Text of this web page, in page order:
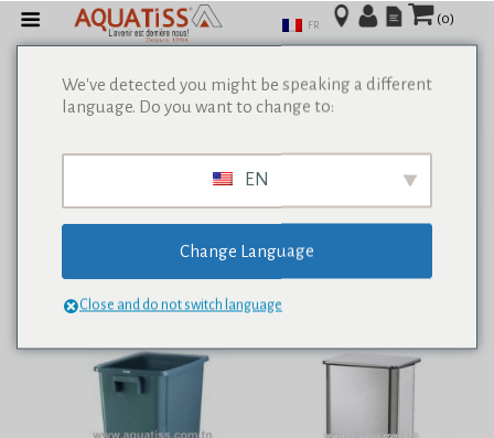
(0)
FR
We've detected you might be speaking a different
language. Do you want to change to:
EN
Change Language
Close and do not switch language